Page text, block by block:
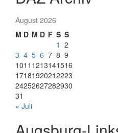
August 2026
M D M D F S S
1 2
3 4 5 6 7 8 9
1011 1213141516
17181920212223
24252627282930
31
« Juli